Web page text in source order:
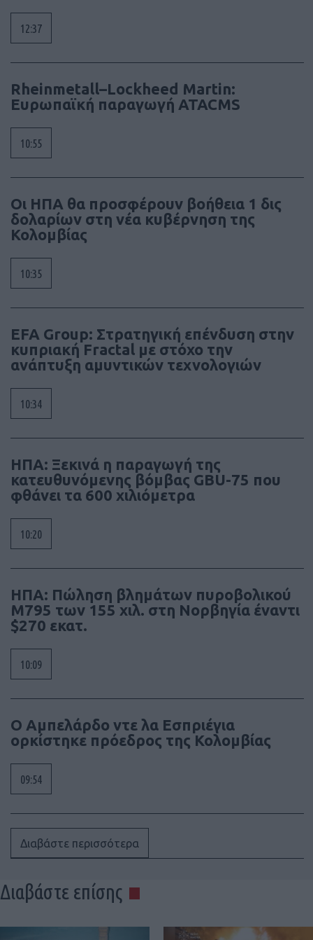
12:37
Rheinmetall–Lockheed Martin:
Ευρωπαϊκή παραγωγή ATACMS
10:55
Οι ΗΠΑ θα προσφέρουν βοήθεια 1 δις
δολαρίων στη νέα κυβέρνηση της
Κολομβίας
10:35
EFA Group: Στρατηγική επένδυση στην
κυπριακή Fractal με στόχο την
ανάπτυξη αμυντικών τεχνολογιών
10:34
ΗΠΑ: Ξεκινά η παραγωγή της
κατευθυνόμενης βόμβας GBU-75 που
φθάνει τα 600 χιλιόμετρα
10:20
ΗΠΑ: Πώληση βλημάτων πυροβολικού
M795 των 155 χιλ. στη Νορβηγία έναντι
$270 εκατ.
10:09
Ο Αμπελάρδο ντε λα Εσπριέγια
ορκίστηκε πρόεδρος της Κολομβίας
09:54
Διαβάστε περισσότερα
Διαβάστε επίσης